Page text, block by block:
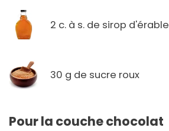
2 c. à s. de sirop d'érable
30 g de sucre roux
Pour la couche chocolat